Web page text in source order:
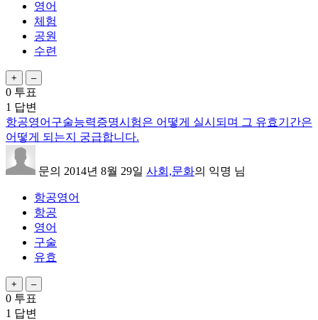
영어
체험
공원
수련
0 투표
1 답변
항공영어구술능력증명시험은 어떻게 실시되며 그 유효기간은
어떻게 되는지 궁급합니다.
문의 2014년 8월 29일 사회,문화의 익명 님
항공영어
항공
영어
구술
유효
0 투표
1 답변